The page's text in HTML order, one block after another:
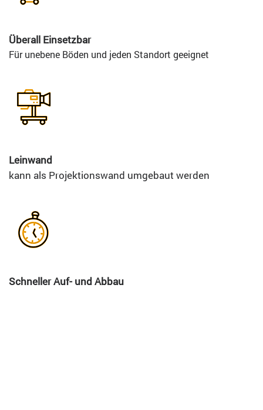
Überall Einsetzbar
Für unebene Böden und jeden Standort geeignet
Leinwand
kann als Projektionswand umgebaut werden
Schneller Auf- und Abbau